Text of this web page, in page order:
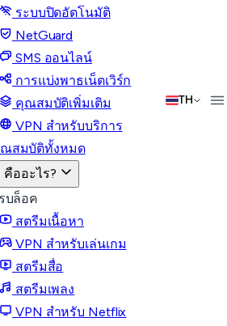
ระบบปิดอัตโนมัติ
NetGuard
SMS ออนไลน์
การแบ่งพาธเน็ตเวิร์ก
คุณสมบัติเพิ่มเติม
VPN สำหรับบริการ
สมบัติทั้งหมด
คืออะไร?
บล็อค
สตรีมเนื้อหา
VPN สำหรับเล่นเกม
สตรีมสื่อ
สตรีมเพลง
VPN สำหรับ Netflix
TH